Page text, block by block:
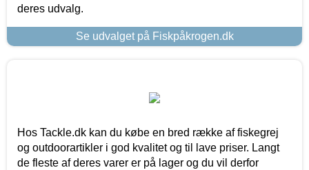
deres udvalg.
Se udvalget på Fiskpåkrogen.dk
Hos Tackle.dk kan du købe en bred række af fiskegrej
og outdoorartikler i god kvalitet og til lave priser. Langt
de fleste af deres varer er på lager og du vil derfor